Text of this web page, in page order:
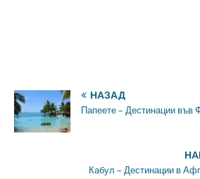
НАЗАД
Папеете – Дестинации във
Кабул – Дестинации в